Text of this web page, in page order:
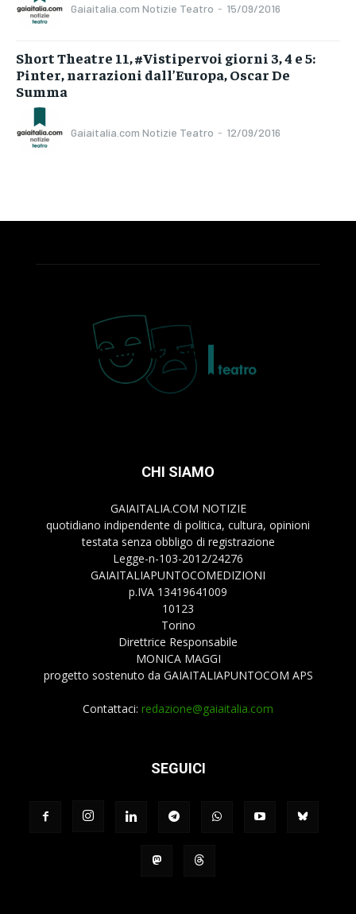
Gaiaitalia.com Notizie Teatro - 15/09/2016
Short Theatre 11, #Vistipervoi giorni 3, 4 e 5:
Pinter, narrazioni dall’Europa, Oscar De
Summa
Gaiaitalia.com Notizie Teatro - 12/09/2016
CHI SIAMO
GAIAITALIA.COM NOTIZIE
quotidiano indipendente di politica, cultura, opinioni
testata senza obbligo di registrazione
Legge-n-103-2012/24276
GAIAITALIAPUNTOCOMEDIZIONI
p.IVA 13419641009
10123
Torino
Direttrice Responsabile
MONICA MAGGI
progetto sostenuto da GAIAITALIAPUNTOCOM APS
Contattaci: redazione@gaiaitalia.com
SEGUICI